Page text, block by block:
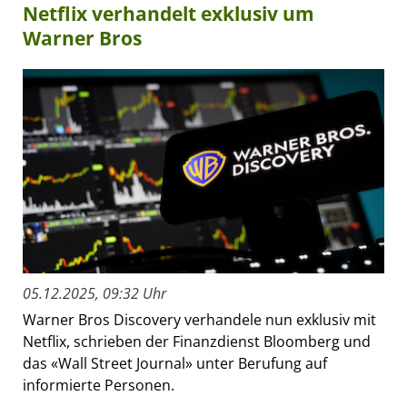
Netflix verhandelt exklusiv um
Warner Bros
05.12.2025, 09:32 Uhr
Warner Bros Discovery verhandele nun exklusiv mit
Netflix, schrieben der Finanzdienst Bloomberg und
das «Wall Street Journal» unter Berufung auf
informierte Personen.